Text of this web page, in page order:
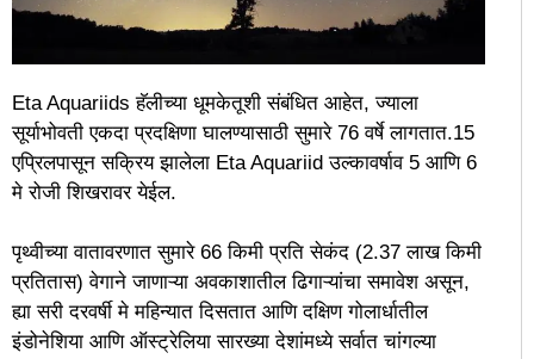
Eta Aquariids हॅलीच्या धूमकेतूशी संबंधित आहेत, ज्याला
सूर्याभोवती एकदा प्रदक्षिणा घालण्यासाठी सुमारे 76 वर्षे लागतात.15
एप्रिलपासून सक्रिय झालेला Eta Aquariid उल्कावर्षाव 5 आणि 6
मे रोजी शिखरावर येईल.
पृथ्वीच्या वातावरणात सुमारे 66 किमी प्रति सेकंद (2.37 लाख किमी
प्रतितास) वेगाने जाणाऱ्या अवकाशातील ढिगाऱ्यांचा समावेश असून,
ह्या सरी दरवर्षी मे महिन्यात दिसतात आणि दक्षिण गोलार्धातील
इंडोनेशिया आणि ऑस्ट्रेलिया सारख्या देशांमध्ये सर्वात चांगल्या